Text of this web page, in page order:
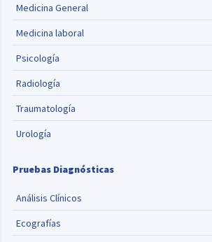
Medicina General
Medicina laboral
Psicología
Radiología
Traumatología
Urología
Pruebas Diagnósticas
Análisis Clínicos
Ecografías